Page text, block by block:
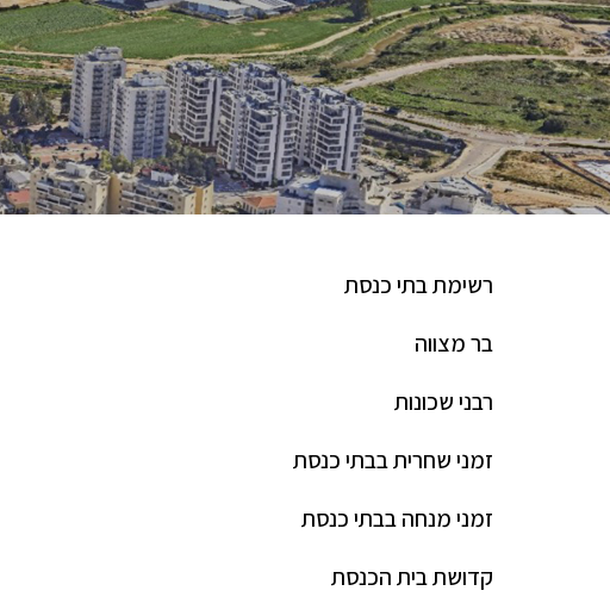
רשימת בתי כנסת
בר מצווה
רבני שכונות
זמני שחרית בבתי כנסת
זמני מנחה בבתי כנסת
קדושת בית הכנסת